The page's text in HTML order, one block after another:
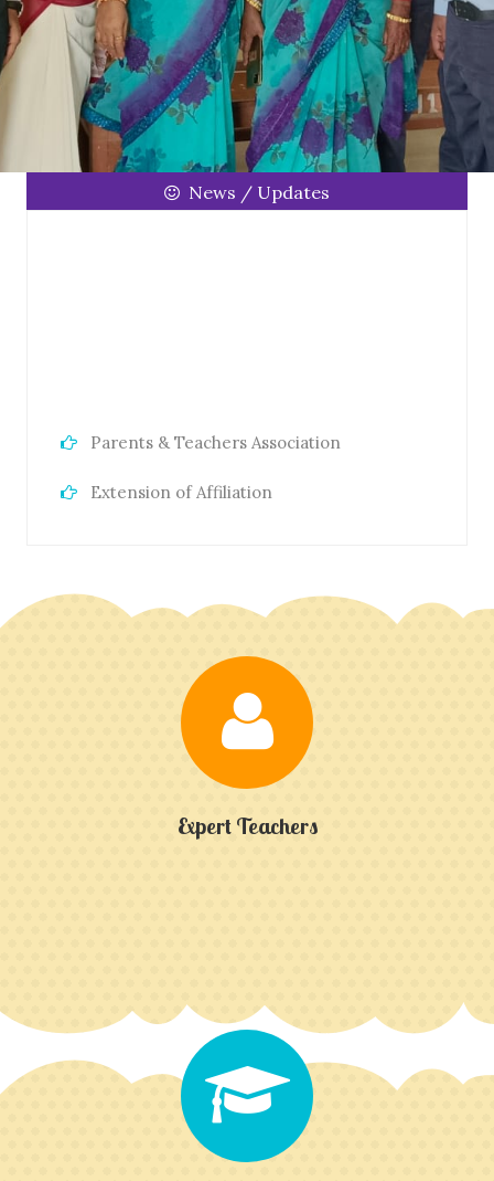
News / Updates
Expert Teachers